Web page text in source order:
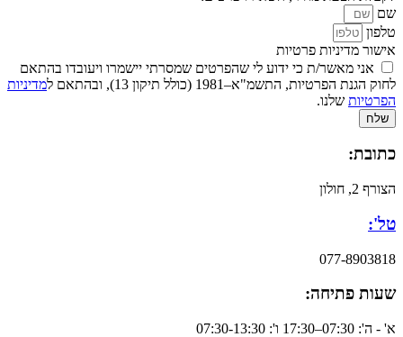
שם
טלפון
אישור מדיניות פרטיות
אני מאשר/ת כי ידוע לי שהפרטים שמסרתי יישמרו ויעובדו בהתאם
לחוק הגנת הפרטיות, התשמ"א–1981 (כולל תיקון 13), ובהתאם ל
מדיניות
הפרטיות שלנו.
שלח
כתובת:
הצורף 2, חולון
טל':
077-8903818
שעות פתיחה:
א' - ה': 07:30–17:30 ו': 07:30-13:30